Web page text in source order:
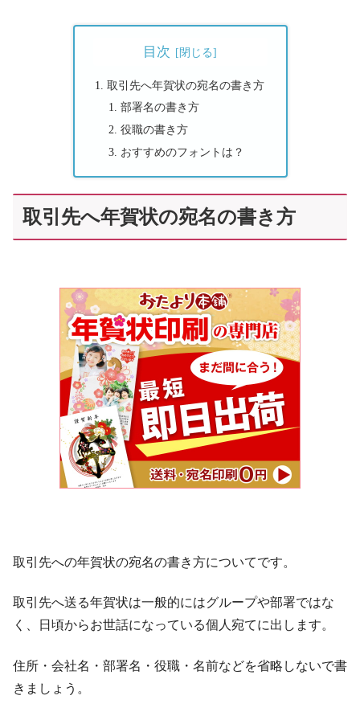
目次
取引先へ年賀状の宛名の書き方
部署名の書き方
役職の書き方
おすすめのフォントは？
取引先へ年賀状の宛名の書き方
取引先への年賀状の宛名の書き方についてです。
取引先へ送る年賀状は一般的にはグループや部署ではな
く、日頃からお世話になっている個人宛てに出します。
住所・会社名・部署名・役職・名前などを省略しないで書
きましょう。